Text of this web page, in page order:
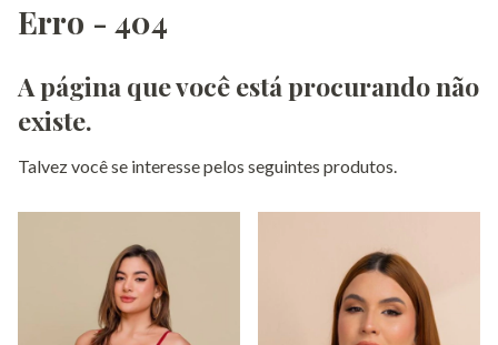
Erro - 404
A página que você está procurando não
existe.
Talvez você se interesse pelos seguintes produtos.